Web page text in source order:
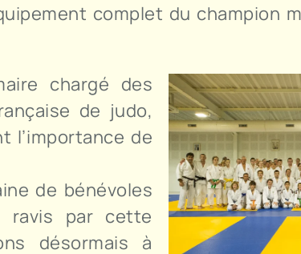
complet du champion
chargé des
de judo,
l’importance de
de bénévoles
ravis par cette
désormais à